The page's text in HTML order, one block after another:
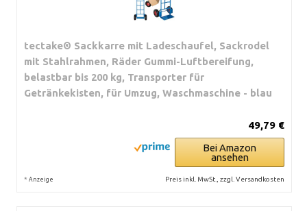
tectake® Sackkarre mit Ladeschaufel, Sackrodel
mit Stahlrahmen, Räder Gummi-Luftbereifung,
belastbar bis 200 kg, Transporter für
Getränkekisten, für Umzug, Waschmaschine - blau
49,79 €
Bei Amazon
ansehen
* Anzeige Preis inkl. MwSt., zzgl. Versandkosten